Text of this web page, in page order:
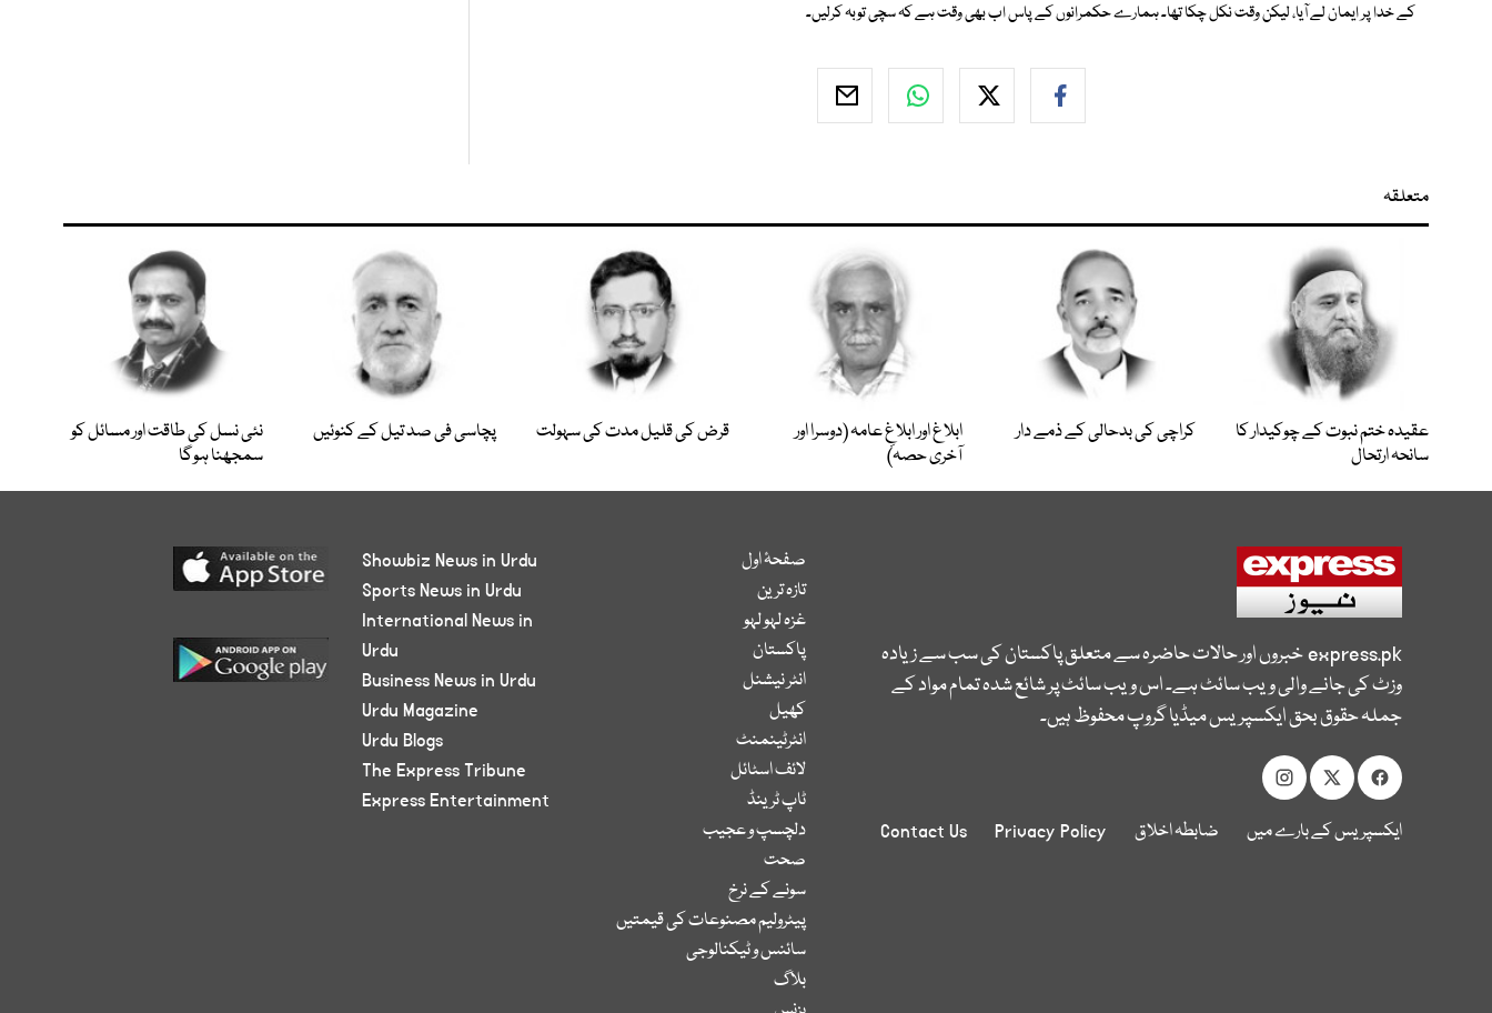
کے خدا پر ایمان لے آیا، لیکن وقت نکل چکا تھا۔ ہمارے حکمرانوں کے پاس اب بھی وقت ہے کہ سچی توبہ کرلیں۔
متعلقہ
عقیدہ ختم نبوت کے چوکیدار کا
سانحہ ارتحال
کراچی کی بدحالی کے ذمے دار
ابلاغ اور ابلاغِ عامہ (دوسرا اور
آخری حصہ)
قرض کی قلیل مدت کی سہولت پچاسی فی صد تیل کے کنوئیں
نئی نسل کی طاقت اور مسائل کو
سمجھنا ہوگا
express.pkخبروں اور حالات حاضرہ سے متعلق پاکستان کی سب سے زیادہ
وزٹ کی جانے والی ویب سائٹ ہے۔ اس ویب سائٹ پر شائع شدہ تمام مواد کے
جملہ حقوق بحق ایکسپریس میڈیا گروپ محفوظ ہیں۔
ایکسپریس کے بارے میں ضابطہ اخلاق Privacy Policy
Contact Us
صفحۂ اول
تازہ ترین
غزہ لہو لہو
پاکستان
انٹر نیشنل
کھیل
انٹرٹینمنٹ
لائف اسٹائل
ٹاپ ٹرینڈ
دلچسپ و عجیب
صحت
سونے کے نرخ
پیٹرولیم مصنوعات کی قیمتیں
سائنس و ٹیکنالوجی
بلاگ
Showbiz News in Urdu
Sports News in Urdu
International News in
Urdu
Business News in Urdu
Urdu Magazine
Urdu Blogs
The Express Tribune
Express Entertainment